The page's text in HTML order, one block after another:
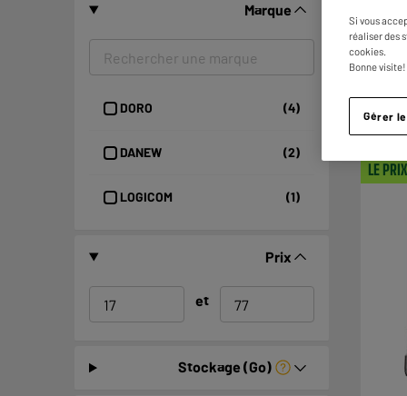
Marque
DORO (4)
DANEW (2)
LOGICOM (1)
Prix
et
Stockage (Go)
LE
Si vous
réaliser des
cookies.
Bonne visite!
Gérer